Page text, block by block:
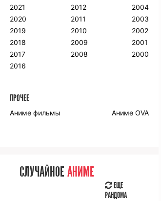
2021
2020
2019
2018
2017
2016
2012
2011
2010
2009
2008
2004
2003
2002
2001
2000
ПРОЧЕЕ
Аниме фильмы Аниме OVA
СЛУЧАЙНОЕ АНИМЕ
ЕЩЕ
РАНДОМА